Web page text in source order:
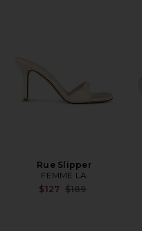
Rue Slipper
FEMME LA
$127 Previous price:
$189